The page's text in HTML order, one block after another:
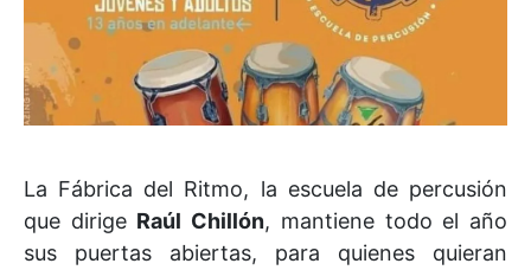
La Fábrica del Ritmo, la escuela de percusión
que dirige Raúl Chillón, mantiene todo el año
sus puertas abiertas, para quienes quieran